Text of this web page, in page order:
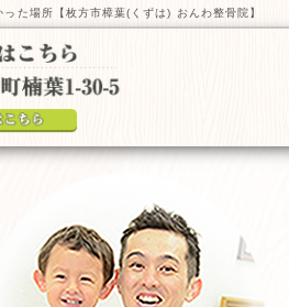
た場所【枚方市樟葉(くずは) おんわ整骨院】